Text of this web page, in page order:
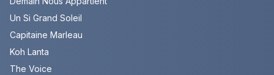
Un Si Grand Soleil
Capitaine Marleau
Koh Lanta
The Voice